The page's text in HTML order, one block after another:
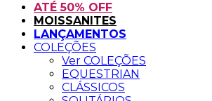
ATÉ 50% OFF
MOISSANITES
LANÇAMENTOS
COLEÇÕES
Ver COLEÇÕES
EQUESTRIAN
CLÁSSICOS